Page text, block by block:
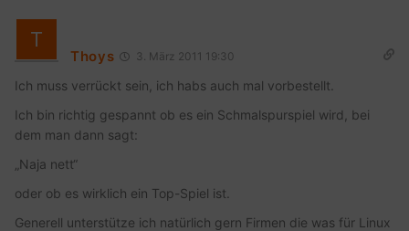
Thoys 3. März 2011 19:30
Ich muss verrückt sein, ich habs auch mal vorbestellt.
Ich bin richtig gespannt ob es ein Schmalspurspiel wird, bei
dem man dann sagt:
„Naja nett“
oder ob es wirklich ein Top-Spiel ist.
Generell unterstütze ich natürlich gern Firmen die was für Linux